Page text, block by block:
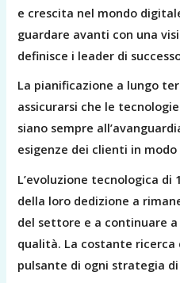
e crescita nel mondo
guardare avanti con una
definisce i leader di
La pianificazione a lungo
assicurarsi che le
siano sempre
esigenze dei clienti in
L’evoluzione tecnologica
della loro dedizione a
del settore e a continuare
qualità. La costante ricerca
pulsante di ogni strategia di